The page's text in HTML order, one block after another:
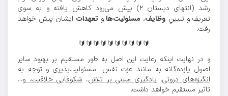
رشد (انتهای دبستان ۲) پیش می‌رود کاهش یافته و به سوی
تعریف و تبیینِ وظایف، مسئولیت‌هاو تعهدات ایشان پیش خواهد
رفت.
🔰🔰🔰🔰🔰🔰🔰🔰🔰🔰
و در نهایت اینکه ️رعایت این اصل به طور مستقیم بر بهبود سایر
اصول یازده‌گانه به مانندعزت نفس، مسئولیت‌پذیری و توجه به
انگیزه‌های درونی،یادگیری مبتنی بر تلاش،شکوفایی خلاقیت،و...
تاثیر مستقیم خواهد داشت.